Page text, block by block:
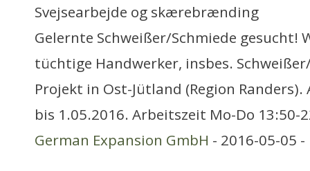
Svejsearbejde og skærebrænding
Gelernte Schweißer/Schmiede gesucht!
tüchtige Handwerker, insbes.
Projekt in Ost-Jütland (Region
bis 1.05.2016. Arbeitszeit Mo-Do 13:50-
German Expansion GmbH - 2016-05-05 -